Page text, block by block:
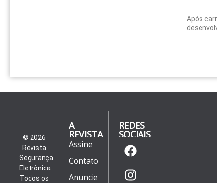
Após
© 2026
Revista
Segurança
Eletrônica
Todos os
A
REVISTA
Assine
Contato
Anuncie
REDES
SOCIAIS